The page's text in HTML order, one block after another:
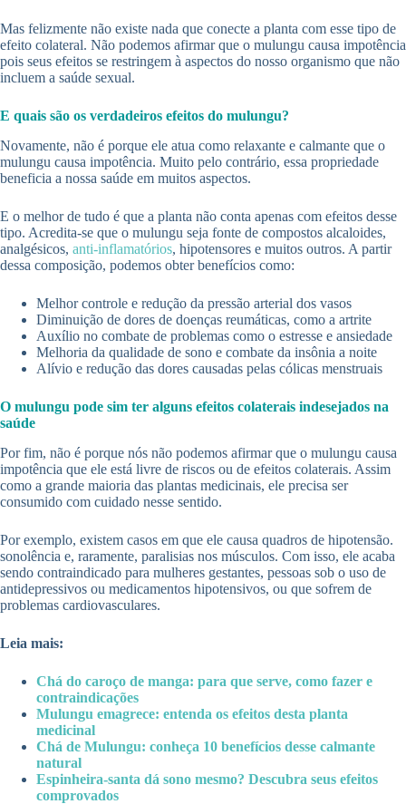
Mas felizmente não existe nada que conecte a planta com esse tipo de
efeito colateral. Não podemos afirmar que o mulungu causa impotência
pois seus efeitos se restringem à aspectos do nosso organismo que não
incluem a saúde sexual.
E quais são os verdadeiros efeitos do mulungu?
Novamente, não é porque ele atua como relaxante e calmante que o
mulungu causa impotência. Muito pelo contrário, essa propriedade
beneficia a nossa saúde em muitos aspectos.
E o melhor de tudo é que a planta não conta apenas com efeitos desse
tipo. Acredita-se que o mulungu seja fonte de compostos alcaloides,
analgésicos, anti-inflamatórios, hipotensores e muitos outros. A partir
dessa composição, podemos obter benefícios como:
Melhor controle e redução da pressão arterial dos vasos
Diminuição de dores de doenças reumáticas, como a artrite
Auxílio no combate de problemas como o estresse e ansiedade
Melhoria da qualidade de sono e combate da insônia a noite
Alívio e redução das dores causadas pelas cólicas menstruais
O mulungu pode sim ter alguns efeitos colaterais indesejados na
saúde
Por fim, não é porque nós não podemos afirmar que o mulungu causa
impotência que ele está livre de riscos ou de efeitos colaterais. Assim
como a grande maioria das plantas medicinais, ele precisa ser
consumido com cuidado nesse sentido.
Por exemplo, existem casos em que ele causa quadros de hipotensão.
sonolência e, raramente, paralisias nos músculos. Com isso, ele acaba
sendo contraindicado para mulheres gestantes, pessoas sob o uso de
antidepressivos ou medicamentos hipotensivos, ou que sofrem de
problemas cardiovasculares.
Leia mais:
Chá do caroço de manga: para que serve, como fazer e
contraindicações
Mulungu emagrece: entenda os efeitos desta planta
medicinal
Chá de Mulungu: conheça 10 benefícios desse calmante
natural
Espinheira-santa dá sono mesmo? Descubra seus efeitos
comprovados